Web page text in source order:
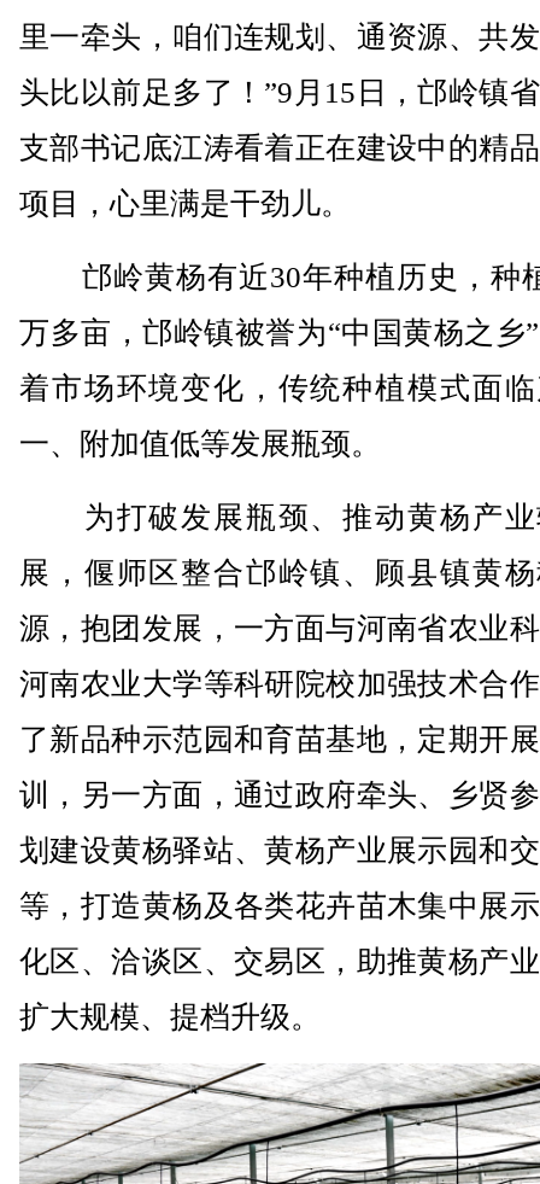
里一牵头，咱们连规划、通资源、共
头比以前足多了！”9月15日，邙岭镇
支部书记底江涛看着正在建设中的精
项目，心里满是干劲儿。
邙岭黄杨有近30年种植历史，种
万多亩，邙岭镇被誉为“中国黄杨之乡
着市场环境变化，传统种植模式面
一、附加值低等发展瓶颈。
为打破发展瓶颈、推动黄杨产业
展，偃师区整合邙岭镇、顾县镇黄
源，抱团发展，一方面与河南省农业
河南农业大学等科研院校加强技术合
了新品种示范园和育苗基地，定期开
训，另一方面，通过政府牵头、乡贤
划建设黄杨驿站、黄杨产业展示园和
等，打造黄杨及各类花卉苗木集中展
化区、洽谈区、交易区，助推黄杨产
扩大规模、提档升级。